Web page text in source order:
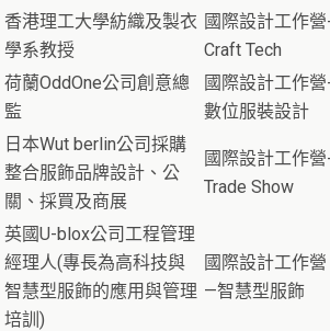
香港理工大學紡織及製衣
學系教授
國際設計工作
Craft Tech
荷蘭OddOne公司創意總
監
國際設計工作
數位服裝設計
日本Wut berlin公司採購
整合服飾品牌設計、公
關、採買及商展
國際設計工作
Trade Show
英國U-blox公司工程管理
經理人(專長為高科技與
智慧型服飾的應用與管理
培訓)
國際設計工作營
—智慧型服飾